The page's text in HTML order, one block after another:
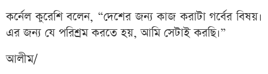
কর্নেল কুরেশি বলেন, “দেশের জন্য কাজ করাটা গর্বের বিষয়।
এর জন্য যে পরিশ্রম করতে হয়, আমি সেটাই করছি।”
আলীম/